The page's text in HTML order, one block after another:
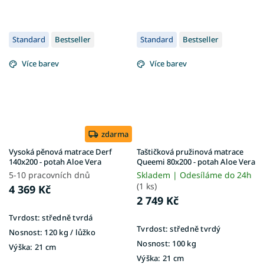
Standard Bestseller
Více barev
zdarma
Vysoká pěnová matrace Derf
140x200 - potah Aloe Vera
5-10 pracovních dnů
4 369 Kč
Tvrdost: středně tvrdá
Nosnost: 120 kg ​​​​​/ lůžko
Výška: 21 cm
Standard Bestseller
Více barev
Taštičková pružinová matrace
Queemi 80x200 - potah Aloe Vera
Skladem | Odesíláme do 24h
(1 ks)
2 749 Kč
Tvrdost: středně tvrdý
Nosnost: 100 kg
Výška: 21 cm